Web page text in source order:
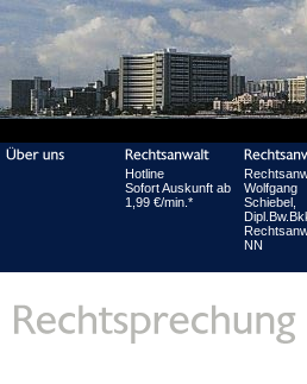
Hotline
Sofort Auskunft ab
1,99 €/min.*
Wolfgang
Schiebel,
NN